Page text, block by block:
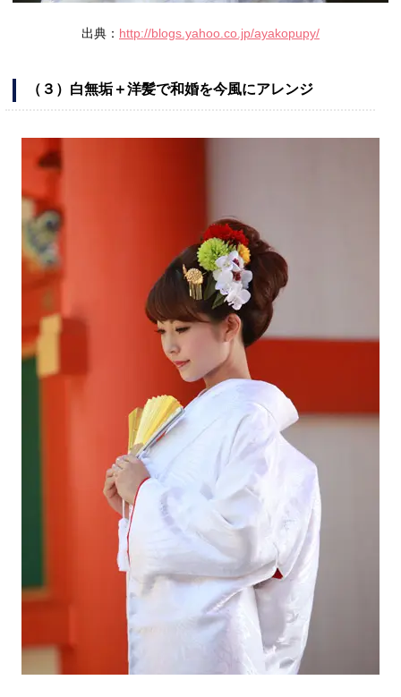
出典： http://blogs.yahoo.co.jp/ayakopupy/
（３）白無垢＋洋髪で和婚を今風にアレンジ